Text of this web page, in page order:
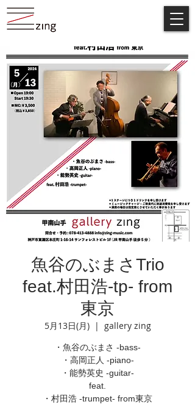
魚谷のぶまさTrio
feat.村田浩-tp- from
東京
5月13日(月)
  |
gallery zing
・魚谷のぶまさ -bass-
・高岡正人 -piano-
・能勢英史 -guitar-
feat.
・村田浩 -trumpet- from東京